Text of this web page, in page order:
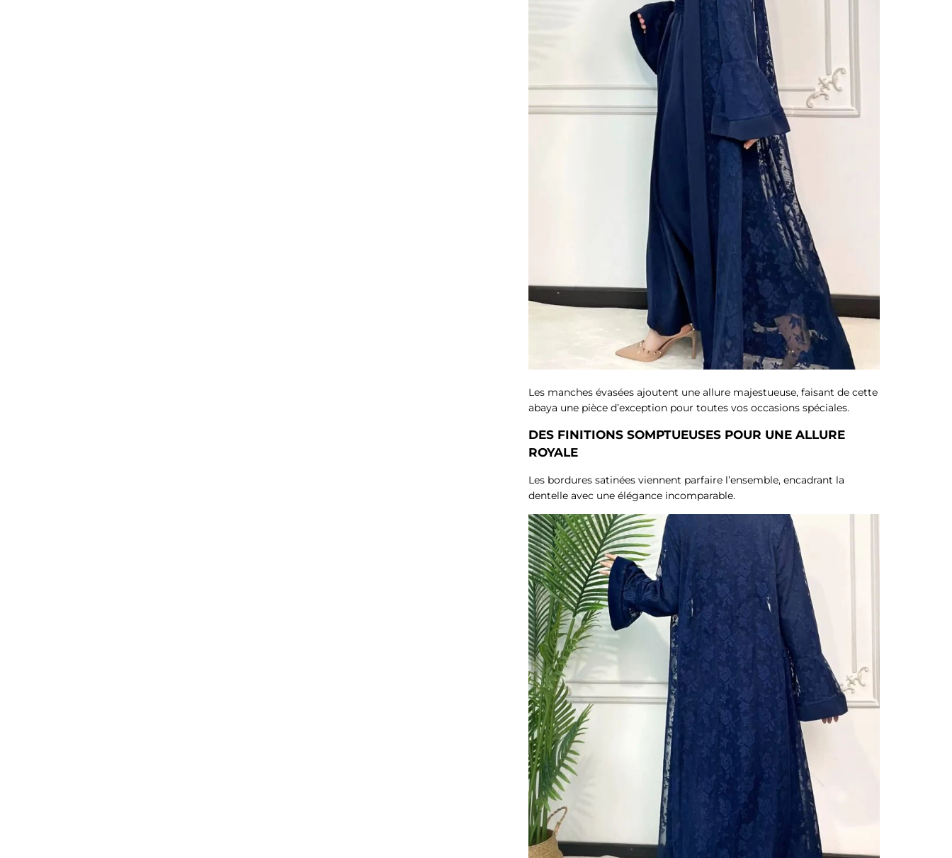
Les manches évasées ajoutent une allure majestueuse, faisant de cette
abaya une pièce d’exception pour toutes vos occasions spéciales.
DES FINITIONS SOMPTUEUSES POUR UNE ALLURE
ROYALE
Les bordures satinées viennent parfaire l’ensemble, encadrant la
dentelle avec une élégance incomparable.